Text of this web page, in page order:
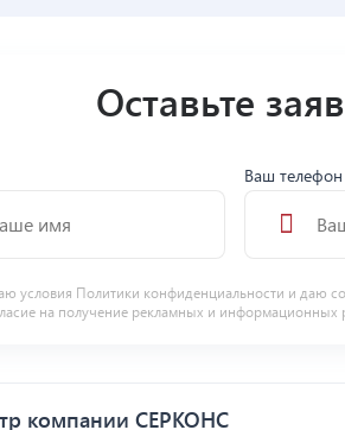
Оставьте
Ваш телефон
условия Политики конфиденциальности и даю
на получение рекламных и информационных
компании СЕРКОНС